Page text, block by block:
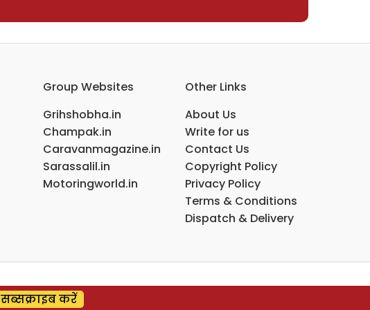
Group Websites
Grihshobha.in
Champak.in
Caravanmagazine.in
Sarassalil.in
Motoringworld.in
Other Links
About Us
Write for us
Contact Us
Copyright Policy
Privacy Policy
Terms & Conditions
Dispatch & Delivery
सब्सक्राइब करें